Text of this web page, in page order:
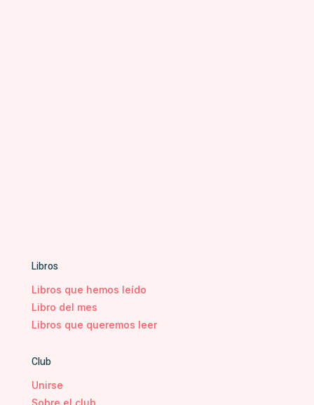
Libros
Libros que hemos leído
Libro del mes
Libros que queremos leer
Club
Unirse
Sobre el club